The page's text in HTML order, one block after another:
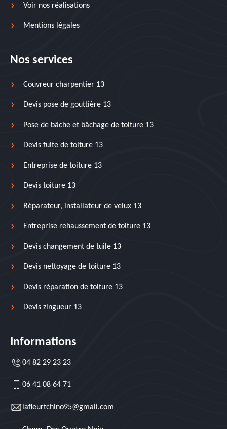
Voir nos réalisations
Mentions légales
Nos services
Couvreur charpentier 13
Devis pose de gouttière 13
Pose de bâche et bâchage de toiture 13
Devis fuite de toiture 13
Entreprise de toiture 13
Devis toiture 13
Réparateur, installateur de velux 13
Entreprise rehaussement de toiture 13
Devis changement de tuile 13
Devis nettoyage de toiture 13
Devis réparation de toiture 13
Devis zingueur 13
Informations
04 82 29 23 23
06 41 08 64 71
lafleurtchino95@gmail.com